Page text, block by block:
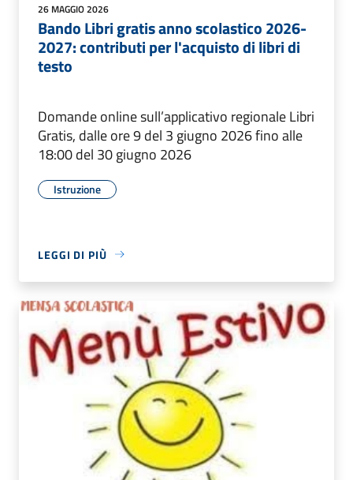
26 MAGGIO 2026
Bando Libri gratis anno scolastico 2026-
2027: contributi per l'acquisto di libri di
testo
Domande online sull’applicativo regionale Libri
Gratis, dalle ore 9 del 3 giugno 2026 fino alle
18:00 del 30 giugno 2026
Istruzione
LEGGI DI PIÙ